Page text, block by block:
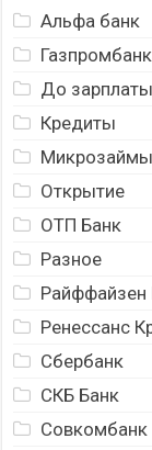
Альфа банк
Газпромбанк
До зарплаты
Кредиты
Микрозаймы
Открытие
ОТП Банк
Разное
Райффайзен
Ренессанс
Сбербанк
СКБ Банк
Совкомбанк